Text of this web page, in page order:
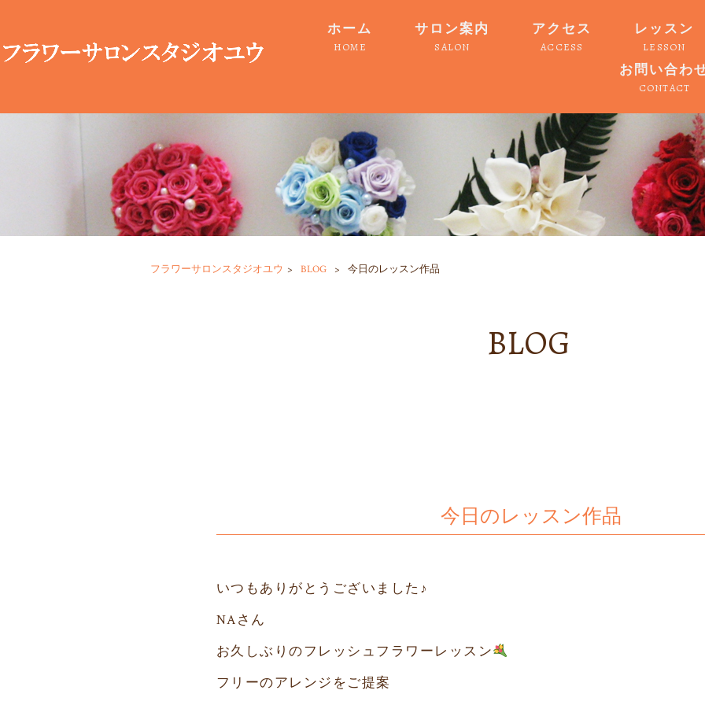
ホーム
HOME
サロン案内
SALON
アクセス
ACCESS
レッスン
LESSON
お問い合わ
CONTACT
フラワーサロンスタジオユウ > BLOG > 今日のレッスン作品
BLOG
今日のレッスン作品
いつもありがとうございました♪
NAさん
お久しぶりのフレッシュフラワーレッスン
フリーのアレンジをご提案